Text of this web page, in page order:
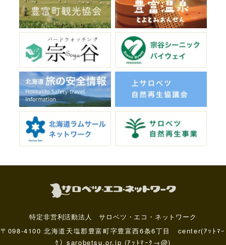
特定非営利活動法人 サロベツ・エコ・ネットワーク
〒098-4100 北海道天塩郡豊富町字豊富西6条6丁目 center(ｱｯﾄﾏｰ
ｸ）sarobetsu.or.jp (ｱｯﾄﾏｰｸ→@)